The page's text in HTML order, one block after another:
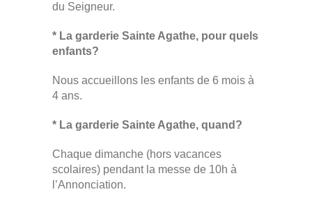
du Seigneur.
* La garderie Sainte Agathe, pour quels
enfants?
Nous accueillons les enfants de 6 mois à
4 ans.
* La garderie Sainte Agathe, quand?
Chaque dimanche (hors vacances
scolaires) pendant la messe de 10h à
l’Annonciation.